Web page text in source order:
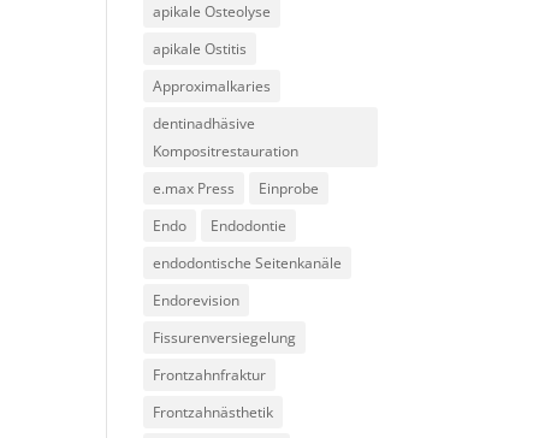
apikale Osteolyse
apikale Ostitis
Approximalkaries
dentinadhäsive
Kompositrestauration
e.max Press
Einprobe
Endo
Endodontie
endodontische Seitenkanäle
Endorevision
Fissurenversiegelung
Frontzahnfraktur
Frontzahnästhetik